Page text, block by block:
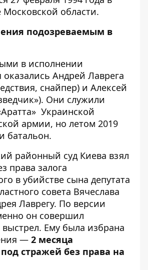
Московской области.
подозреваемым в
в исполнении
оказались Андрей Лаврега
снайпер) и Алексей
Они служили
Украинской
армии, но летом 2019
батальон.
районный суд Киева взял
права залога
в убийстве сына депутата
совета Вячеслава
Лаврегу. По версии
он совершил
Ему была избрана
— 2 месяца
стражей без права на